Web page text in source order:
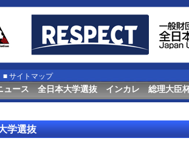
■ サイトマップ
ュース 全日本大学選抜 インカレ 総理大臣
学選抜